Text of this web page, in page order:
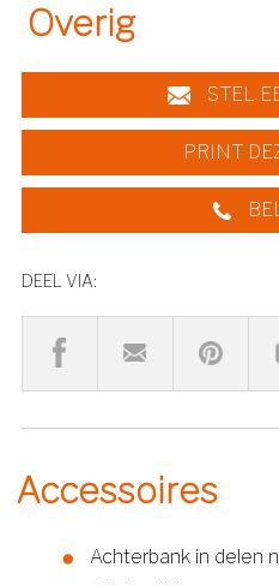
Overig
STEL
PRINT
DEEL VIA:
Accessoires
Achterbank in delen